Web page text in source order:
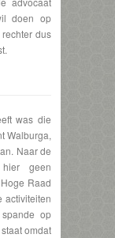
doen op
dus
was die
Walburga,
Naar de
geen
Raad
activiteiten
spande op
omdat